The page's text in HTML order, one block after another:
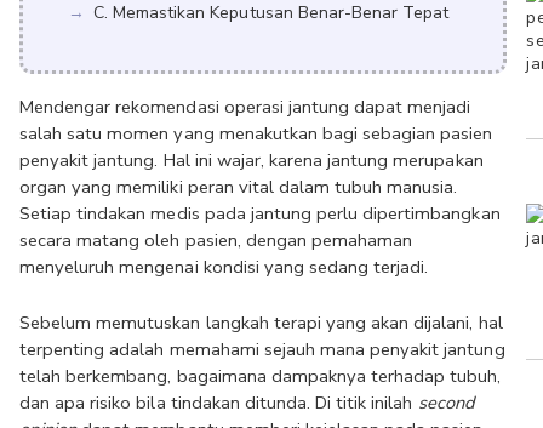
C. Memastikan Keputusan Benar-Benar Tepat
Mendengar rekomendasi operasi jantung dapat menjadi
salah satu momen yang menakutkan bagi sebagian pasien
penyakit jantung. Hal ini wajar, karena jantung merupakan
organ yang memiliki peran vital dalam tubuh manusia.
Setiap tindakan medis pada jantung perlu dipertimbangkan
secara matang oleh pasien, dengan pemahaman
menyeluruh mengenai kondisi yang sedang terjadi.
Sebelum memutuskan langkah terapi yang akan dijalani, hal
terpenting adalah memahami sejauh mana penyakit jantung
telah berkembang, bagaimana dampaknya terhadap tubuh,
dan apa risiko bila tindakan ditunda. Di titik inilah second